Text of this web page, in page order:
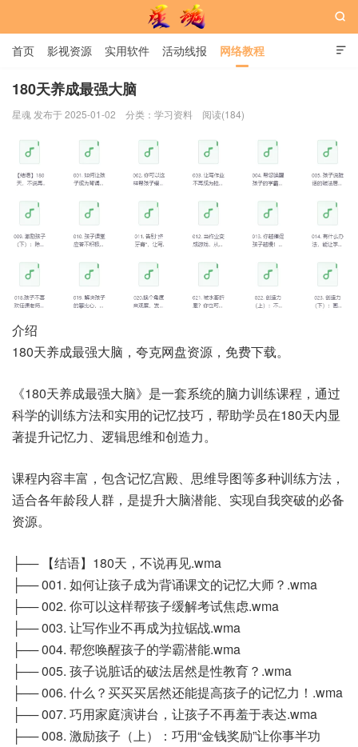

首页 影视资源 实用软件 活动线报 网络教程
用户中心 书籍 娱乐

180天养成最强大脑
星魂 发布于 2025-01-02 分类： 学习资料 阅读(184)
介绍
180天养成最强大脑，夸克网盘资源，免费下载。
《180天养成最强大脑》是一套系统的脑力训练课程，通过
科学的训练方法和实用的记忆技巧，帮助学员在180天内显
著提升记忆力、逻辑思维和创造力。
课程内容丰富，包含记忆宫殿、思维导图等多种训练方法，
适合各年龄段人群，是提升大脑潜能、实现自我突破的必备
资源。
├── 【结语】180天，不说再见.wma
├── 001. 如何让孩子成为背诵课文的记忆大师？.wma
├── 002. 你可以这样帮孩子缓解考试焦虑.wma
├── 003. 让写作业不再成为拉锯战.wma
├── 004. 帮您唤醒孩子的学霸潜能.wma
├── 005. 孩子说脏话的破法居然是性教育？.wma
├── 006. 什么？买买买居然还能提高孩子的记忆力！.wma
├── 007. 巧用家庭演讲台，让孩子不再羞于表达.wma
├── 008. 激励孩子（上）：巧用“金钱奖励”让你事半功